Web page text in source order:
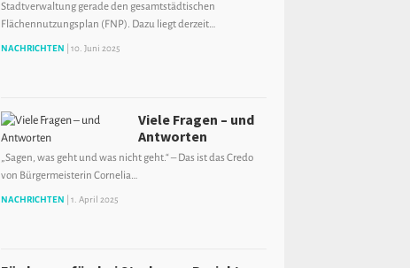
Stadtverwaltung gerade den gesamtstädtischen
Flächennutzungsplan (FNP). Dazu liegt derzeit…
NACHRICHTEN 10. Juni 2025
Viele Fragen – und
Antworten
„Sagen, was geht und was nicht geht.“ – Das ist das Credo
von Bürgermeisterin Cornelia…
NACHRICHTEN 1. April 2025